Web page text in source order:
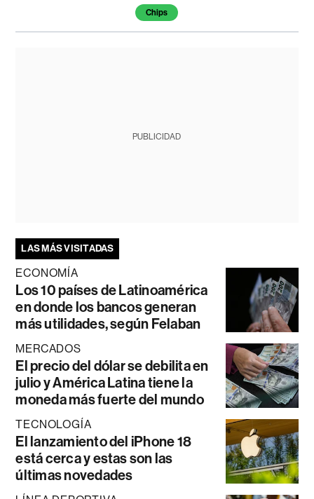
Chips
PUBLICIDAD
LAS MÁS VISITADAS
ECONOMÍA
Los 10 países de Latinoamérica
en donde los bancos generan
más utilidades, según Felaban
MERCADOS
El precio del dólar se debilita en
julio y América Latina tiene la
moneda más fuerte del mundo
TECNOLOGÍA
El lanzamiento del iPhone 18
está cerca y estas son las
últimas novedades